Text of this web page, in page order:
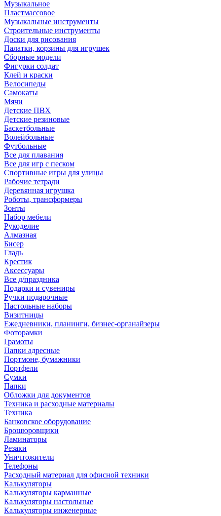
Музыкальное
Пластмассовое
Музыкальные инструменты
Строительные инструменты
Доски для рисования
Палатки, корзины для игрушек
Сборные модели
Фигурки солдат
Клей и краски
Велосипеды
Самокаты
Мячи
Детские ПВХ
Детские резиновые
Баскетбольные
Волейбольные
Футбольные
Все для плавания
Все для игр с песком
Спортивные игры для улицы
Рабочие тетради
Деревянная игрушка
Роботы, трансформеры
Зонты
Набор мебели
Рукоделие
Алмазная
Бисер
Гладь
Крестик
Аксессуары
Все д/праздника
Подарки и сувениры
Ручки подарочные
Настольные наборы
Визитницы
Ежедневники, планинги, бизнес-органайзеры
Фоторамки
Грамоты
Папки адресные
Портмоне, бумажники
Портфели
Сумки
Папки
Обложки для документов
Техника и расходные материалы
Техника
Банковское оборудование
Брошюровщики
Ламинаторы
Резаки
Уничтожители
Телефоны
Расходный материал для офисной техники
Калькуляторы
Калькуляторы карманные
Калькуляторы настольные
Калькуляторы инженерные